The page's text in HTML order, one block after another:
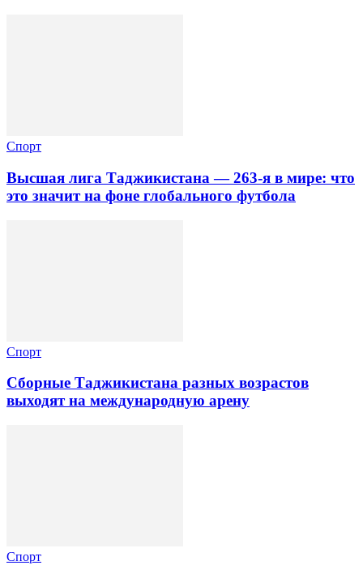
Спорт
Высшая лига Таджикистана — 263-я в мире: что
это значит на фоне глобального футбола
Спорт
Сборные Таджикистана разных возрастов
выходят на международную арену
Спорт